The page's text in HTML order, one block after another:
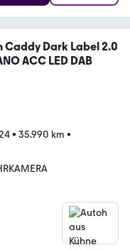
Caddy Dark Label 2.0
ACC LED DAB
• 35.990 km •